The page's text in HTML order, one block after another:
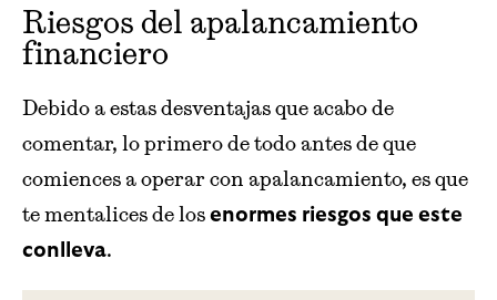
Riesgos del apalancamiento
financiero
Debido a estas desventajas que acabo de
comentar, lo primero de todo antes de que
comiences a operar con apalancamiento, es que
te mentalices de los enormes riesgos que este
conlleva.